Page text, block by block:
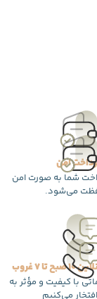
امن
شما به صورت امن
می‌شود.
7 غروب
با کیفیت و مؤثر به
می‌کنیم